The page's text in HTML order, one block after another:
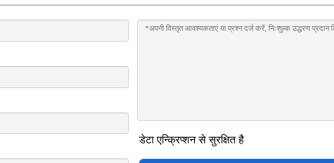
डेटा एन्क्रिप्शन से सुरक्षित है